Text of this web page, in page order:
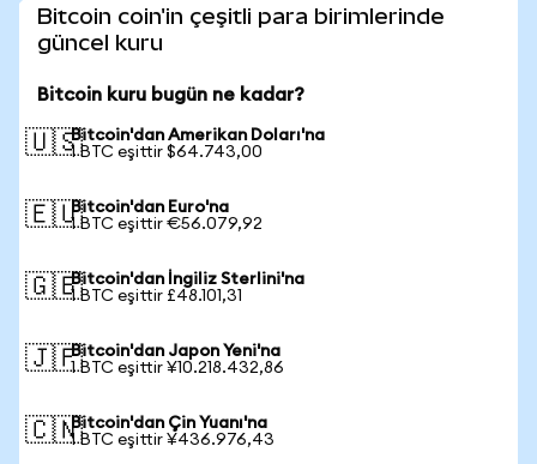
Bitcoin coin'in çeşitli para birimlerinde
güncel kuru
Bitcoin kuru bugün ne kadar?
🇺🇸Bitcoin'dan Amerikan Doları'na
1 BTC eşittir $64.743,00
🇪🇺Bitcoin'dan Euro'na
1 BTC eşittir €56.079,92
🇬🇧Bitcoin'dan İngiliz Sterlini'na
1 BTC eşittir £48.101,31
🇯🇵Bitcoin'dan Japon Yeni'na
1 BTC eşittir ¥10.218.432,86
🇨🇳Bitcoin'dan Çin Yuanı'na
1 BTC eşittir ¥436.976,43